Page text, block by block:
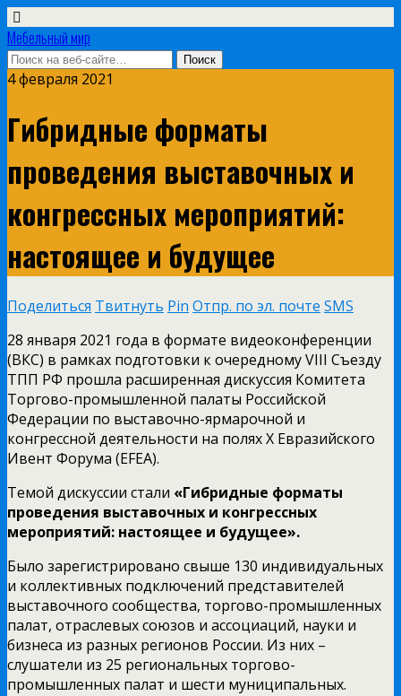
Мебельный мир
4 февраля 2021
Гибридные форматы
проведения выставочных и
конгрессных мероприятий:
настоящее и будущее
Поделиться Твитнуть Pin Отпр. по эл. почте SMS
28 января 2021 года в формате видеоконференции
(ВКС) в рамках подготовки к очередному VIII Съезду
ТПП РФ прошла расширенная дискуссия Комитета
Торгово-промышленной палаты Российской
Федерации по выставочно-ярмарочной и
конгрессной деятельности на полях X Евразийского
Ивент Форума (EFEA).
Темой дискуссии стали «Гибридные форматы
проведения выставочных и конгрессных
мероприятий: настоящее и будущее».
Было зарегистрировано свыше 130 индивидуальных
и коллективных подключений представителей
выставочного сообщества, торгово-промышленных
палат, отраслевых союзов и ассоциаций, науки и
бизнеса из разных регионов России. Из них –
слушатели из 25 региональных торгово-
промышленных палат и шести муниципальных.